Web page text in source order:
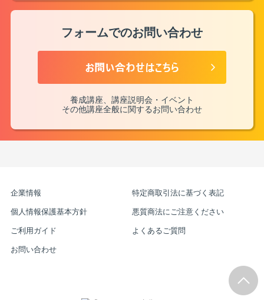
フォームでのお問い合わせ
養成講座、講座説明会・イベント
その他講座全般に関するお問い合わせ
企業情報 特定商取引法に基づく表記
個人情報保護基本方針 悪質商法にご注意ください
ご利用ガイド よくあるご質問
お問い合わせ